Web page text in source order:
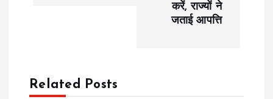
a
करें, राज्यों ने
जताई आपत्ति
Related Posts